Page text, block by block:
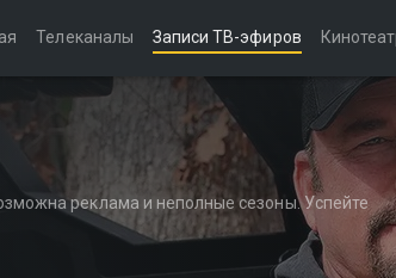
Телеканалы Записи ТВ-эфиров
реклама и неполные сезоны. Успейте